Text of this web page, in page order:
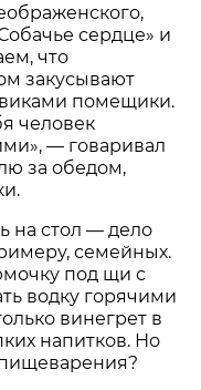
сердце» и
что
закусывают
помещики.
человек
— говаривал
за обедом,
на стол — дело
семейных.
под щи с
водку горячими
винегрет в
напитков. Но